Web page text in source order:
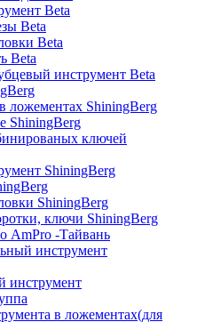
Beta
Beta
Beta
Beta
инструмент Beta
ложементах ShiningBerg
ShiningBerg
ключей
ShiningBerg
ShiningBerg
ключи ShiningBerg
AmPro -Тайвань
инструмент
инструмент
в ложементах(для